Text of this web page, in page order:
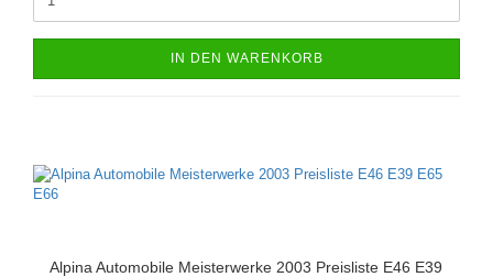
IN DEN WARENKORB
Alpina Automobile Meisterwerke 2003 Preisliste E46 E39